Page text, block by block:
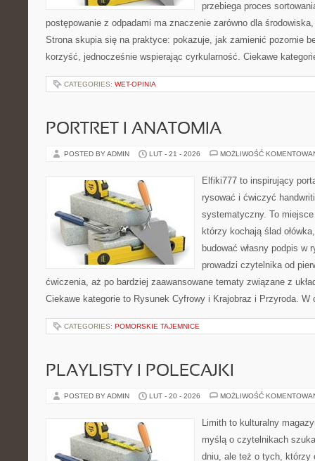
przebiega proces
postępowanie z odpadami ma znaczenie zarówno dla
Strona skupia się na praktyce: pokazuje, jak zamienić pozornie
korzyść, jednocześnie wspierając cyrkularność. Ciekawe
CATEGORIES: WET-OPINIA
PORTRET I ANATOMIA
POSTED BY ADMIN LUT - 21 - 2026 MOŻLIWOŚĆ
Elfiki777 to inspirujący
rysować i ćwiczyć
systematyczny. To
którzy kochają ślad
budować własny podpis w
prowadzi czytelnika od
ćwiczenia, aż po bardziej zaawansowane tematy związane z
Ciekawe kategorie to Rysunek Cyfrowy i Krajobraz i Przyroda.
CATEGORIES: POMORSKIE TAJEMNICE
PLAYLISTY I POLECAJKI
POSTED BY ADMIN LUT - 20 - 2026 MOŻLIWOŚĆ
Limith to kulturalny
myślą o czytelnikach
dniu, ale też o tych, którzy